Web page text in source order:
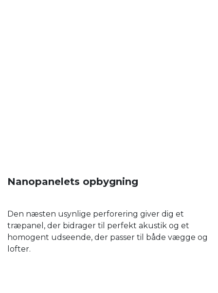
Nanopanelets opbygning
Den næsten usynlige perforering giver dig et
træpanel, der bidrager til perfekt akustik og et
homogent udseende, der passer til både vægge og
lofter.